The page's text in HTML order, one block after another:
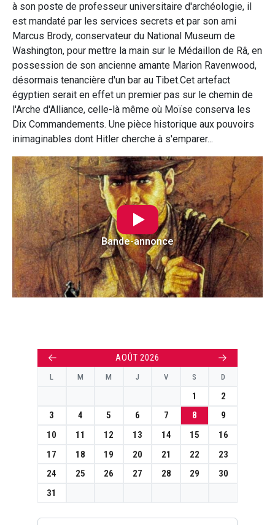
à son poste de professeur universitaire d'archéologie, il
est mandaté par les services secrets et par son ami
Marcus Brody, conservateur du National Museum de
Washington, pour mettre la main sur le Médaillon de Râ, en
possession de son ancienne amante Marion Ravenwood,
désormais tenancière d'un bar au Tibet.Cet artefact
égyptien serait en effet un premier pas sur le chemin de
l'Arche d'Alliance, celle-là même où Moïse conserva les
Dix Commandements. Une pièce historique aux pouvoirs
inimaginables dont Hitler cherche à s'emparer...
Bande-annonce
← AOÛT 2026 →
L M M J V S D
1
2
3
4 5 6 7 8
9
10
11 12 13 14 15
16
17
18 19 20 21 22
23
24
25 26 27 28 29
30
31